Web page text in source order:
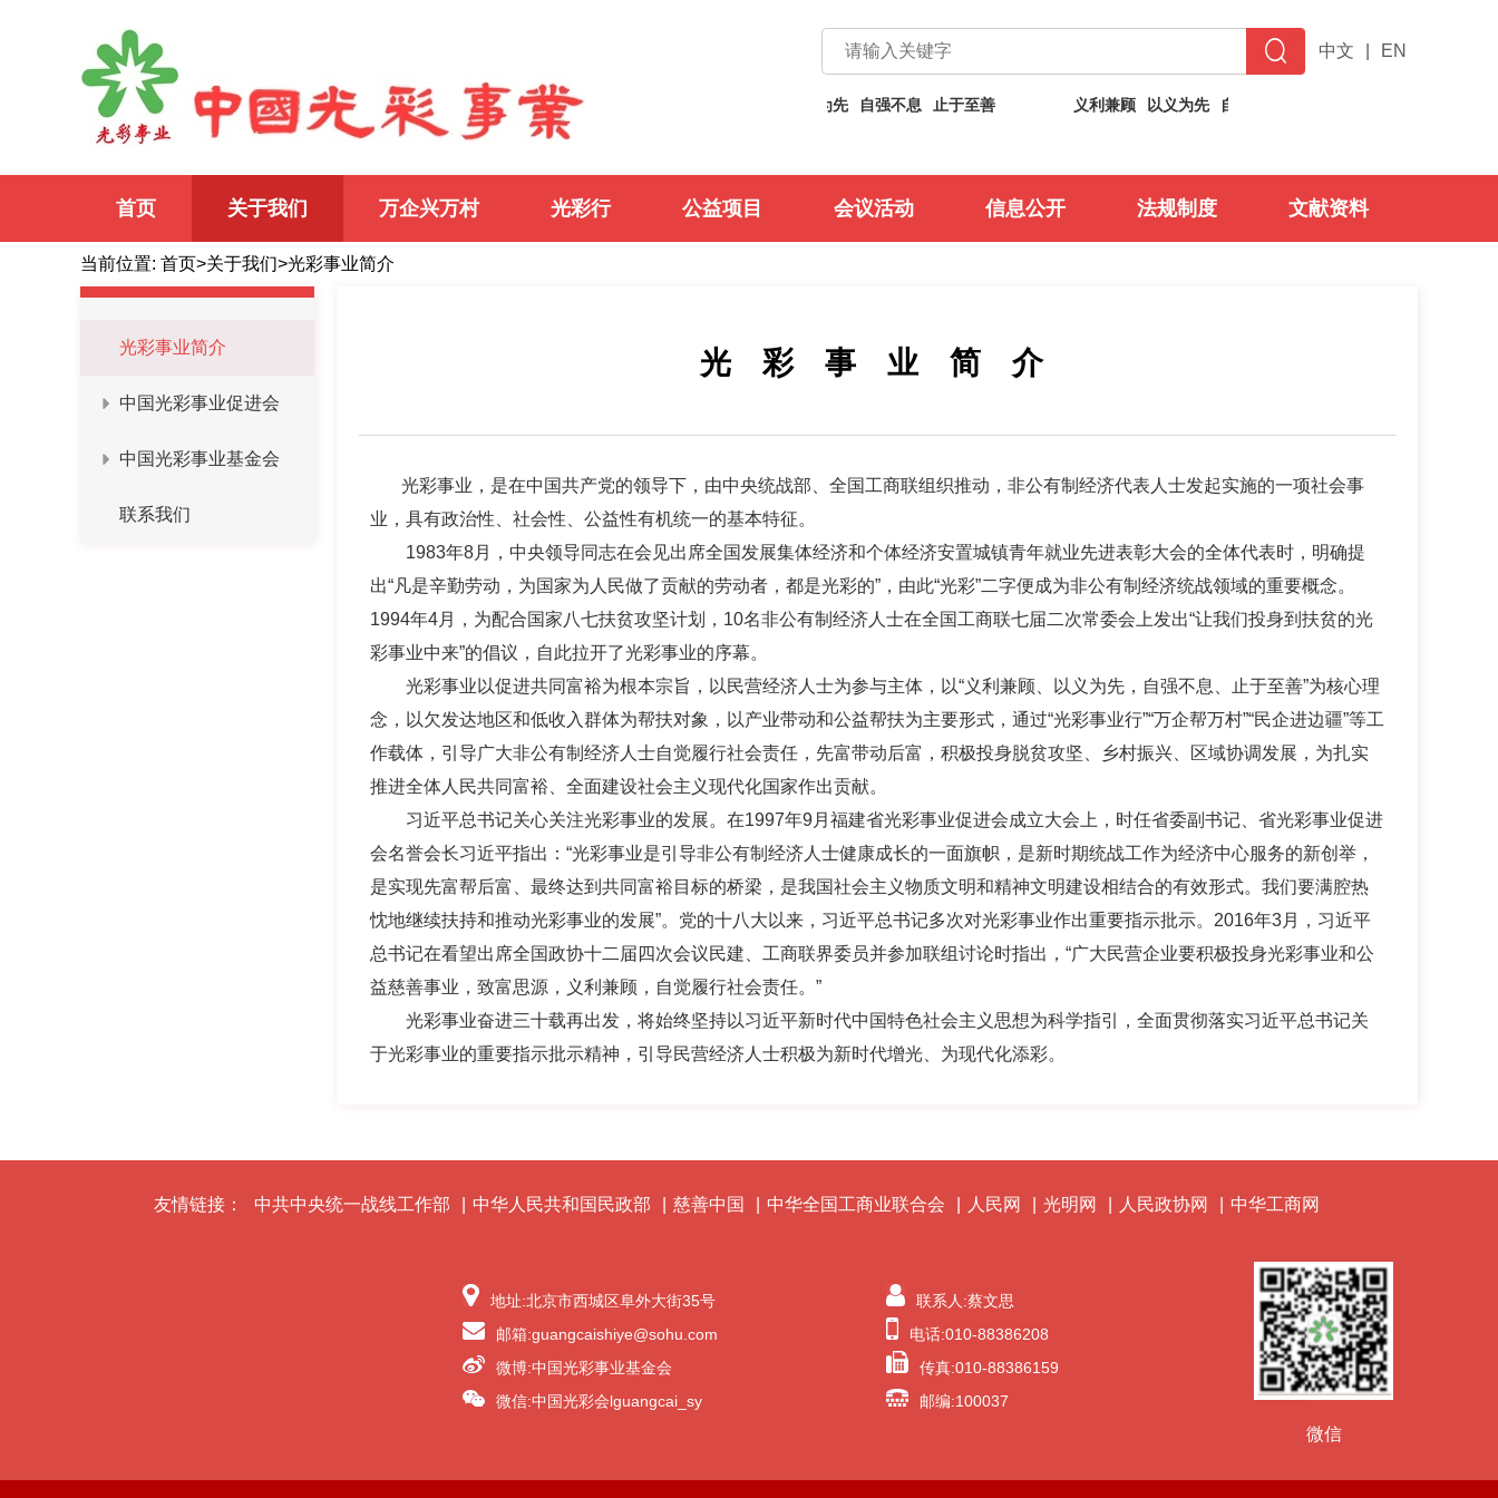
中文 EN
义利兼顾 以义为先 自强不息 止于至善 以义为先 自强不息 止于至善 义利兼顾 以义为先 自强不息
首页 关于我们 万企兴万村 光彩行 公益项目 会议活动 信息公开 法规制度 文献资料
当前位置: 首页>关于我们>光彩事业简介
光彩事业简介
中国光彩事业促进会
中国光彩事业基金会
联系我们
光 彩 事 业 简 介
光彩事业，是在中国共产党的领导下，由中央统战部、全国工商联组织推动，非公有制经济代表人士发起实施的一项社会事
业，具有政治性、社会性、公益性有机统一的基本特征。
1983年8月，中央领导同志在会见出席全国发展集体经济和个体经济安置城镇青年就业先进表彰大会的全体代表时，明确提
出“凡是辛勤劳动，为国家为人民做了贡献的劳动者，都是光彩的”，由此“光彩”二字便成为非公有制经济统战领域的重要概念。
1994年4月，为配合国家八七扶贫攻坚计划， 10名非公有制经济人士在全国工商联七届二次常委会上发出“让我们投身到扶贫的光
彩事业中来”的倡议，自此拉开了光彩事业的序幕。
光彩事业以促进共同富裕为根本宗旨，以民营经济人士为参与主体，以“义利兼顾、以义为先，自强不息、止于至善”为核心理
念，以欠发达地区和低收入群体为帮扶对象，以产业带动和公益帮扶为主要形式，通过“光彩事业行”“万企帮万村”“民企进边疆”等工
作载体，引导广大非公有制经济人士自觉履行社会责任，先富带动后富，积极投身脱贫攻坚、乡村振兴、区域协调发展，为扎实
推进全体人民共同富裕、全面建设社会主义现代化国家作出贡献。
习近平总书记关心关注光彩事业的发展。 在1997年9月福建省光彩事业促进会成立大会上，时任省委副书记、省光彩事业促进
会名誉会长习近平指出： “光彩事业是引导非公有制经济人士健康成长的一面旗帜，是新时期统战工作为经济中心服务的新创举，
是实现先富帮后富、最终达到共同富裕目标的桥梁，是我国社会主义物质文明和精神文明建设相结合的有效形式。我们要满腔热
忱地继续扶持和推动光彩事业的发展”。党的十八大以来，习近平总书记多次对光彩事业作出重要指示批示。 2016年3月，习近平
总书记在看望出席全国政协十二届四次会议民建、工商联界委员并参加联组讨论时指出，“广大民营企业要积极投身光彩事业和公
益慈善事业，致富思源，义利兼顾，自觉履行社会责任。”
光彩事业奋进三十载再出发，将始终坚持以习近平新时代中国特色社会主义思想为科学指引， 全面贯彻落实习近平总书记关
于光彩事业的重要指示批示精神， 引导民营经济人士积极为新时代增光、为现代化添彩。
友情链接： 中共中央统一战线工作部 中华人民共和国民政部 慈善中国 中华全国工商业联合会 人民网 光明网 人民政协网 中华工商网
地址:北京市西城区阜外大街35号
邮箱:guangcaishiye@sohu.com
微博:中国光彩事业基金会
微信:中国光彩会lguangcai_sy
联系人:蔡文思
电话:010-88386208
传真:010-88386159
邮编:100037
微信